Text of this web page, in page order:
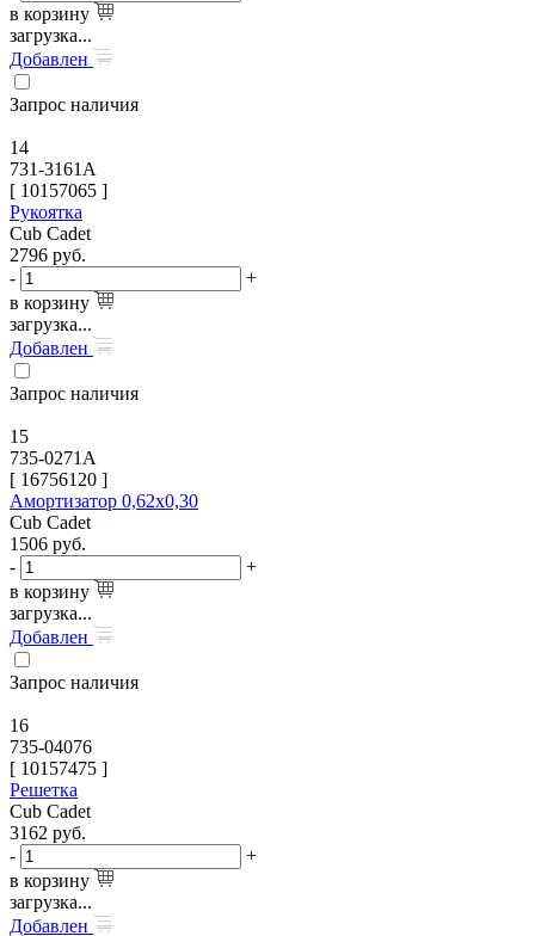
в корзину
загрузка...
Добавлен
Запрос наличия
14
731-3161A
[ 10157065 ]
Рукоятка
Cub Cadet
2796 руб.
-
+
в корзину
загрузка...
Добавлен
Запрос наличия
15
735-0271A
[ 16756120 ]
Амортизатор 0,62х0,30
Cub Cadet
1506 руб.
-
+
в корзину
загрузка...
Добавлен
Запрос наличия
16
735-04076
[ 10157475 ]
Решетка
Cub Cadet
3162 руб.
-
+
в корзину
загрузка...
Добавлен